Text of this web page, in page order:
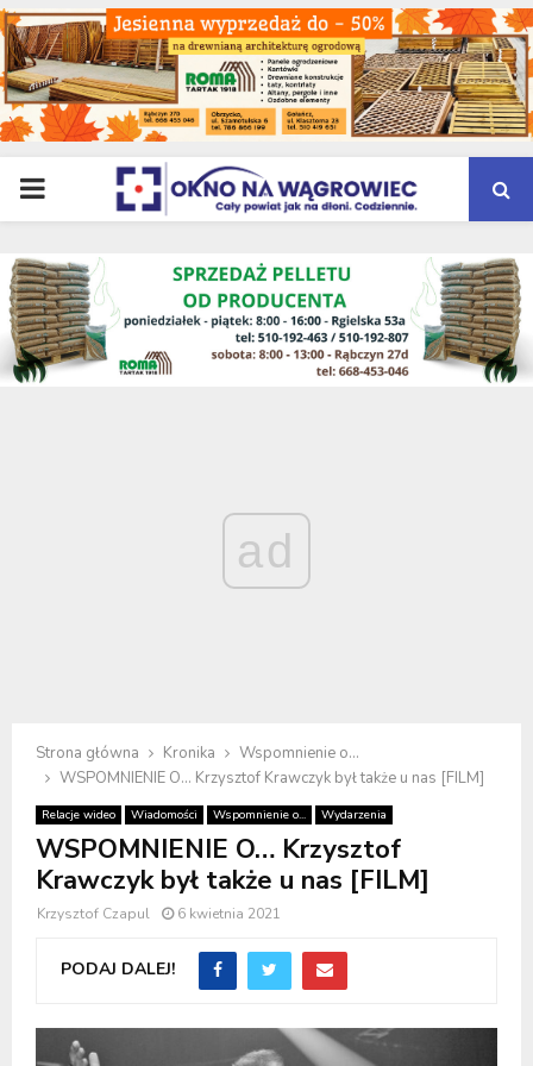
PRIMARY
MENU
ad
Strona główna Kronika
Wspomnienie o...
WSPOMNIENIE O… Krzysztof Krawczyk był także u nas [FILM]
Relacje wideo Wiadomości Wspomnienie o... Wydarzenia
WSPOMNIENIE O… Krzysztof
Krawczyk był także u nas [FILM]
Krzysztof Czapul 6 kwietnia 2021
PODAJ DALEJ!